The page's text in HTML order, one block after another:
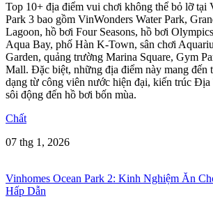
Top 10+ địa điểm vui chơi không thể bỏ lỡ tại
Park 3 bao gồm VinWonders Water Park,
Lagoon, hồ bơi Four Seasons, hồ bơi
Aqua Bay, phố Hàn K-Town, sân chơi
Garden, quảng trường Marina Square, Gym
Mall. Đặc biệt, những địa điểm này mang đến
dạng từ công viên nước hiện đại, kiến trúc
sôi động đến hồ bơi bốn mùa.
Chất
07 thg 1, 2026
Vinhomes Ocean Park 2: Kinh Nghiệm Ăn
Hấp Dẫn